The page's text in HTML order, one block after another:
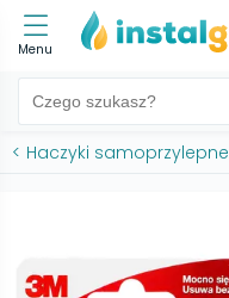
Menu
< Haczyki samoprzylepne